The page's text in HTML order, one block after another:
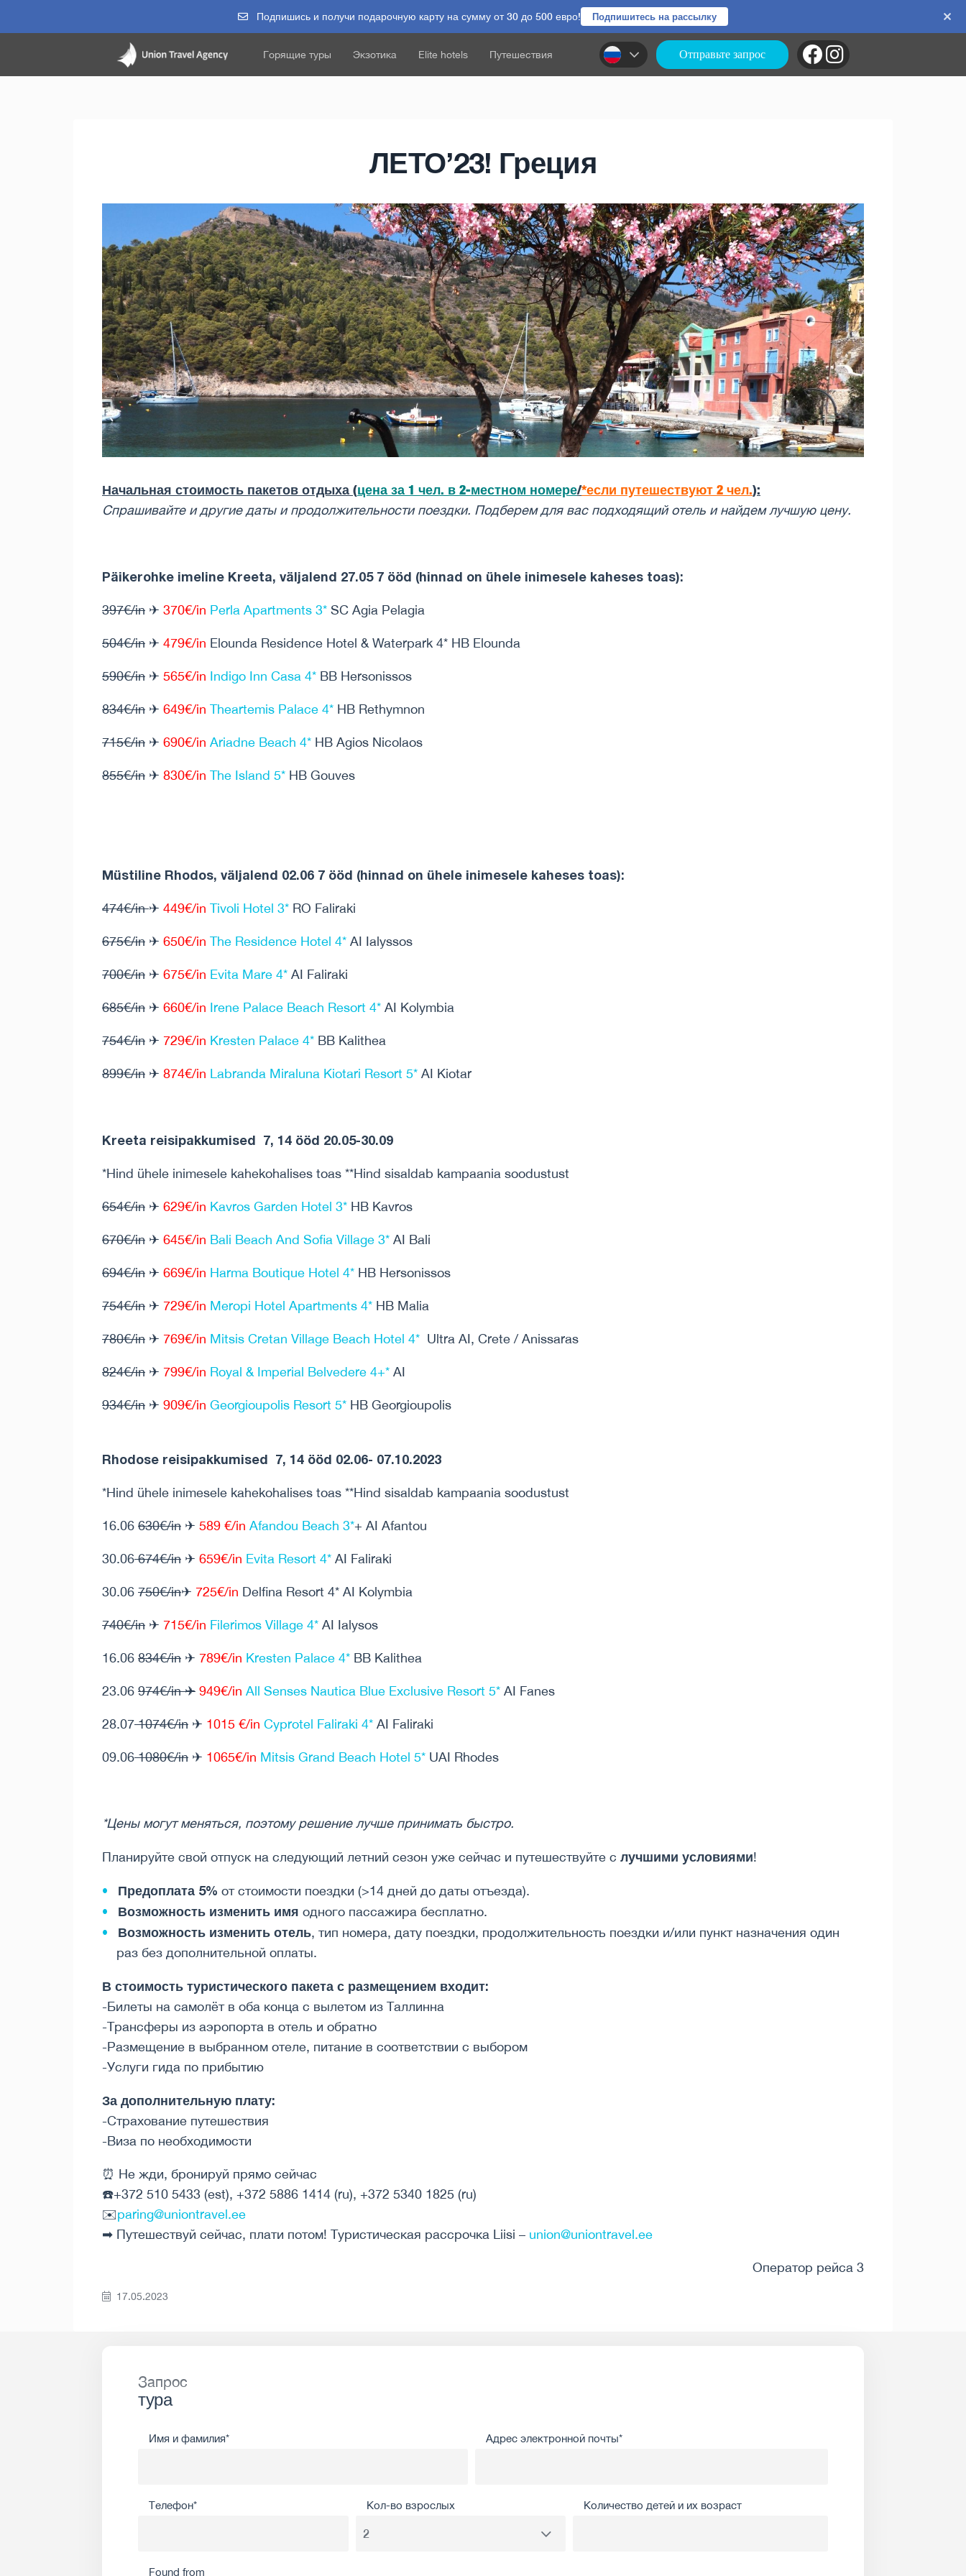
Подпишись и получи подарочную карту на сумму от 30 до 500 евро! Подпишитесь на рассылку
Горящие туры Экзотика Elite hotels Путешествия Отправьте запрос
ЛЕТО’23! Греция
Начальная стоимость пакетов отдыха (цена за 1 чел. в 2-местном номере/*если путешествуют 2 чел.):
Спрашивайте и другие даты и ​​продолжительности поездки. Подберем для вас подходящий отель и найдем лучшую цену.
Päikerohke imeline Kreeta, väljalend 27.05 7 ööd (hinnad on ühele inimesele kaheses toas):
397€/in ✈ 370€/in Perla Apartments 3* SC Agia Pelagia
504€/in ✈ 479€/in Elounda Residence Hotel & Waterpark 4* HB Elounda
590€/in ✈ 565€/in Indigo Inn Casa 4* BB Hersonissos
834€/in ✈ 649€/in Theartemis Palace 4* HB Rethymnon
715€/in ✈ 690€/in Ariadne Beach 4* HB Agios Nicolaos
855€/in ✈ 830€/in The Island 5* HB Gouves
Müstiline Rhodos, väljalend 02.06 7 ööd (hinnad on ühele inimesele kaheses toas):
474€/in✈ 449€/in Tivoli Hotel 3* RO Faliraki
675€/in ✈ 650€/in The Residence Hotel 4* AI Ialyssos
700€/in ✈ 675€/in Evita Mare 4* AI Faliraki
685€/in ✈ 660€/in Irene Palace Beach Resort 4* AI Kolymbia
754€/in ✈ 729€/in Kresten Palace 4* BB Kalithea
899€/in ✈ 874€/in Labranda Miraluna Kiotari Resort 5* AI Kiotar
Kreeta reisipakkumised 7, 14 ööd 20.05-30.09
*Hind ühele inimesele kahekohalises toas **Hind sisaldab kampaania soodustust
654€/in ✈ 629€/in Kavros Garden Hotel 3* HB Kavros
670€/in ✈ 645€/in Bali Beach And Sofia Village 3* AI Bali
694€/in ✈ 669€/in Harma Boutique Hotel 4* HB Hersonissos
754€/in ✈ 729€/in Meropi Hotel Apartments 4* HB Malia
780€/in ✈ 769€/in Mitsis Cretan Village Beach Hotel 4* Ultra AI, Crete / Anissaras
824€/in ✈ 799€/in Royal & Imperial Belvedere 4+* AI
934€/in ✈ 909€/in Georgioupolis Resort 5* HB Georgioupolis
Rhodose reisipakkumised 7, 14 ööd 02.06- 07.10.2023
*Hind ühele inimesele kahekohalises toas **Hind sisaldab kampaania soodustust
16.06 630€/in ✈ 589 €/in Afandou Beach 3*+ AI Afantou
30.06674€/in ✈ 659€/in Evita Resort 4* AI Faliraki
30.06 750€/in✈ 725€/in Delfina Resort 4* AI Kolymbia
740€/in ✈ 715€/in Filerimos Village 4* AI Ialysos
16.06 834€/in ✈ 789€/in Kresten Palace 4* BB Kalithea
23.06 974€/in✈ 949€/in All Senses Nautica Blue Exclusive Resort 5* AI Fanes
28.071074€/in ✈ 1015 €/in Cyprotel Faliraki 4* AI Faliraki
09.061080€/in ✈ 1065€/in Mitsis Grand Beach Hotel 5* UAI Rhodes
*Цены могут меняться, поэтому решение лучше принимать быстро.
Планируйте свой отпуск на следующий летний сезон уже сейчас и путешествуйте с лучшими условиями!
Предоплата 5% от стоимости поездки (>14 дней до даты отъезда).
Возможность изменить имя одного пассажира бесплатно.
Возможность изменить отель, тип номера, дату поездки, продолжительность поездки и/или пункт назначения один
раз без дополнительной оплаты.
В стоимость туристического пакета с размещением входит:
-Билеты на самолёт в оба конца с вылетом из Таллинна
-Трансферы из аэропорта в отель и обратно
-Размещение в выбранном отеле, питание в соответствии с выбором
-Услуги гида по прибытию
За дополнительную плату:
-Страхование путешествия
-Виза по необходимости
⏰ Не жди, бронируй прямо сейчас
☎️+372 510 5433 (est), +372 5886 1414 (ru), +372 5340 1825 (ru)
✉️paring@uniontravel.ee
➡ Путешествуй сейчас, плати потом! Туристическая рассрочка Liisi – union@uniontravel.ee
Оператор рейса 3
17.05.2023
Запрос
тура
Имя и фамилия* Адрес электронной почты*
Телефон* Кол-во взрослых Количество детей и их возраст
Found from